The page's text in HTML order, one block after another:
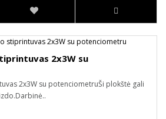
2x3W su
2x3W su potenciometruŠi plokštė gali